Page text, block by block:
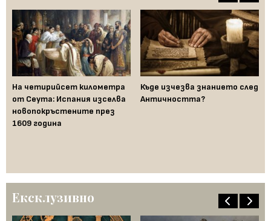
На четирийсет километра
от Сеута: Испания изселва
новопокръстените през
1609 година
Къде изчезва знанието след
Античността?
Ексклузивно